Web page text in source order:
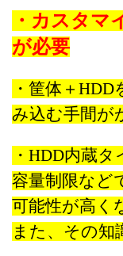
・カスタマ
が必要
・筐体＋
み込む手間が
・HDD内蔵
容量制限など
可能性が高く
また、その知